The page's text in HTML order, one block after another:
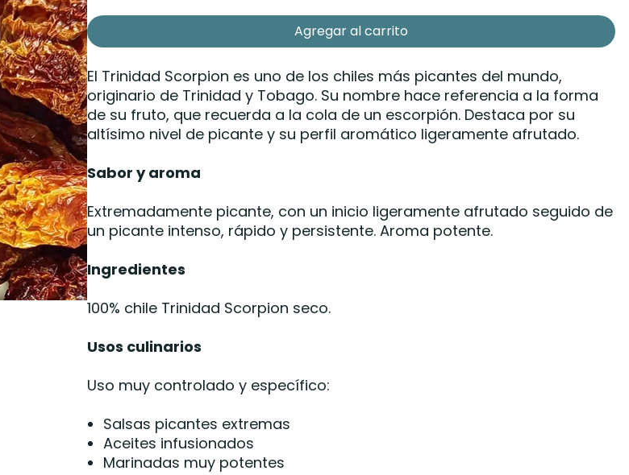
Agregar al carrito
El Trinidad Scorpion es uno de los chiles más picantes del mundo,
originario de Trinidad y Tobago. Su nombre hace referencia a la forma
de su fruto, que recuerda a la cola de un escorpión. Destaca por su
altísimo nivel de picante y su perfil aromático ligeramente afrutado.
Sabor y aroma
Extremadamente picante, con un inicio ligeramente afrutado seguido de
un picante intenso, rápido y persistente. Aroma potente.
Ingredientes
100% chile Trinidad Scorpion seco.
Usos culinarios
Uso muy controlado y específico:
Salsas picantes extremas
Aceites infusionados
Marinadas muy potentes